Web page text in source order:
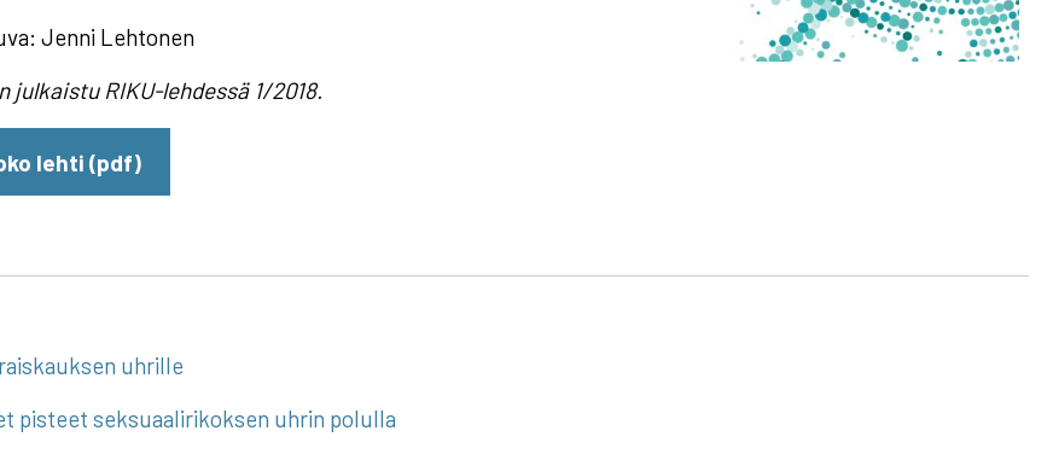
Jenni Lehtonen
julkaistu RIKU-lehdessä 1/2018.
lehti (pdf)
uhrille
pisteet seksuaalirikoksen uhrin polulla